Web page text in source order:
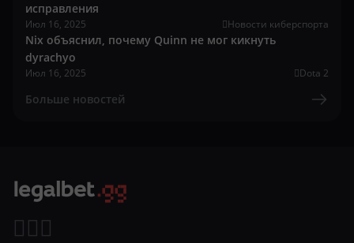
исправления
Июл 16, 2025 Новости киберспорта
Nix объяснил, почему Quinn не мог кикнуть
dyrachyo
Июл 16, 2025 Dota 2
Больше новостей